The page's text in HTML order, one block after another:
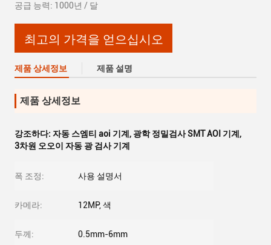
공급 능력: 1000년 / 달
최고의 가격을 얻으십시오
제품 상세정보 제품 설명
제품 상세정보
강조하다: 자동 스엠티 aoi 기계 , 광학 정밀검사 SMT AOI 기계 ,
3차원 오오이 자동 광 검사 기계
폭 조정: 사용 설명서
카메라: 12MP, 색
두께: 0.5mm-6mm